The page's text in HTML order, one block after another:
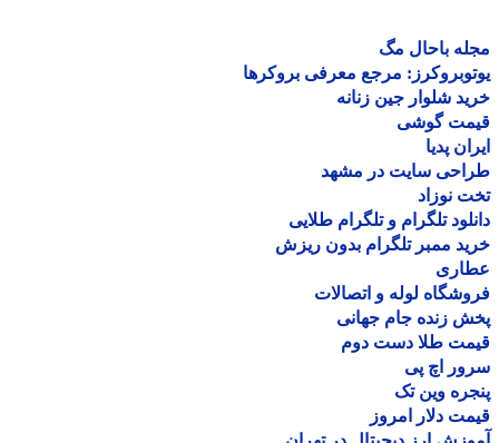
باحال مگ
مرجع معرفی بروکرها
شلوار جین زنانه
گوشی
پدیا
سایت در مشهد
نوزاد
تلگرام و تلگرام طلایی
ممبر تلگرام بدون ریزش
لوله و اتصالات
زنده جام جهانی
طلا دست دوم
اچ پی
وین تک
دلار امروز